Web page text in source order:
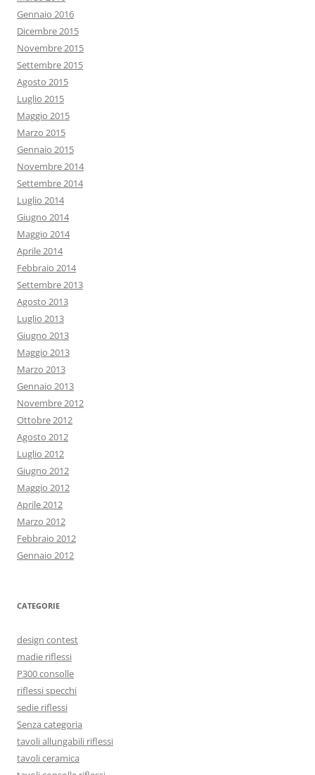
Gennaio 2016
Dicembre 2015
Novembre 2015
Settembre 2015
Agosto 2015
Luglio 2015
Maggio 2015
Marzo 2015
Gennaio 2015
Novembre 2014
Settembre 2014
Luglio 2014
Giugno 2014
Maggio 2014
Aprile 2014
Febbraio 2014
Settembre 2013
Agosto 2013
Luglio 2013
Giugno 2013
Maggio 2013
Marzo 2013
Gennaio 2013
Novembre 2012
Ottobre 2012
Agosto 2012
Luglio 2012
Giugno 2012
Maggio 2012
Aprile 2012
Marzo 2012
Febbraio 2012
Gennaio 2012
CATEGORIE
design contest
madie riflessi
P300 consolle
riflessi specchi
sedie riflessi
Senza categoria
tavoli allungabili riflessi
tavoli ceramica